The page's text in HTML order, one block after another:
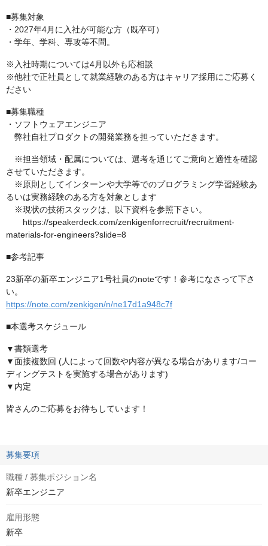
■募集対象
・2027年4月に入社が可能な方（既卒可）
・学年、学科、専攻等不問。
※入社時期については4月以外も応相談
※他社で正社員として就業経験のある方はキャリア採用にご応募く
ださい
■募集職種
・ソフトウェアエンジニア
弊社自社プロダクトの開発業務を担っていただきます。
※担当領域・配属については、選考を通じてご意向と適性を確認
させていただきます。
※原則としてインターンや大学等でのプログラミング学習経験あ
るいは実務経験のある方を対象とします
※現状の技術スタックは、以下資料を参照下さい。
https://speakerdeck.com/zenkigenforrecruit/recruitment-
materials-for-engineers?slide=8
■参考記事
23新卒の新卒エンジニア1号社員のnoteです！参考になさって下さ
い。
https://note.com/zenkigen/n/ne17d1a948c7f
■本選考スケジュール
▼書類選考
▼面接複数回 (人によって回数や内容が異なる場合があります/コー
ディングテストを実施する場合があります)
▼内定
皆さんのご応募をお待ちしています！
募集要項
職種 / 募集ポジション名
新卒エンジニア
雇用形態
新卒